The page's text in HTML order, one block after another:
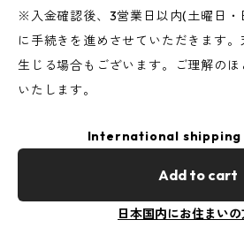
※入金確認後、3営業日以内(土曜日・
に手続きを進めさせていただきます
生じる場合もございます。ご理解の
いたします。
International shipping
Add to cart
日本国内にお住まい